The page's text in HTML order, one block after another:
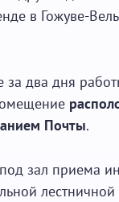
в Гожуве-
два дня
Почты.
зал приема
лестничной